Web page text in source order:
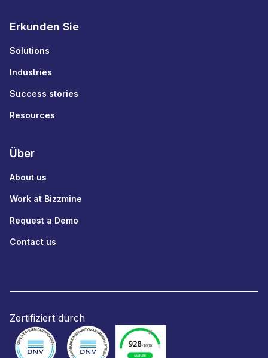
Erkunden Sie
Solutions
Industries
Success stories
Resources
Über
About us
Work at Bizzmine
Request a Demo
Contact us
Zertifiziert durch